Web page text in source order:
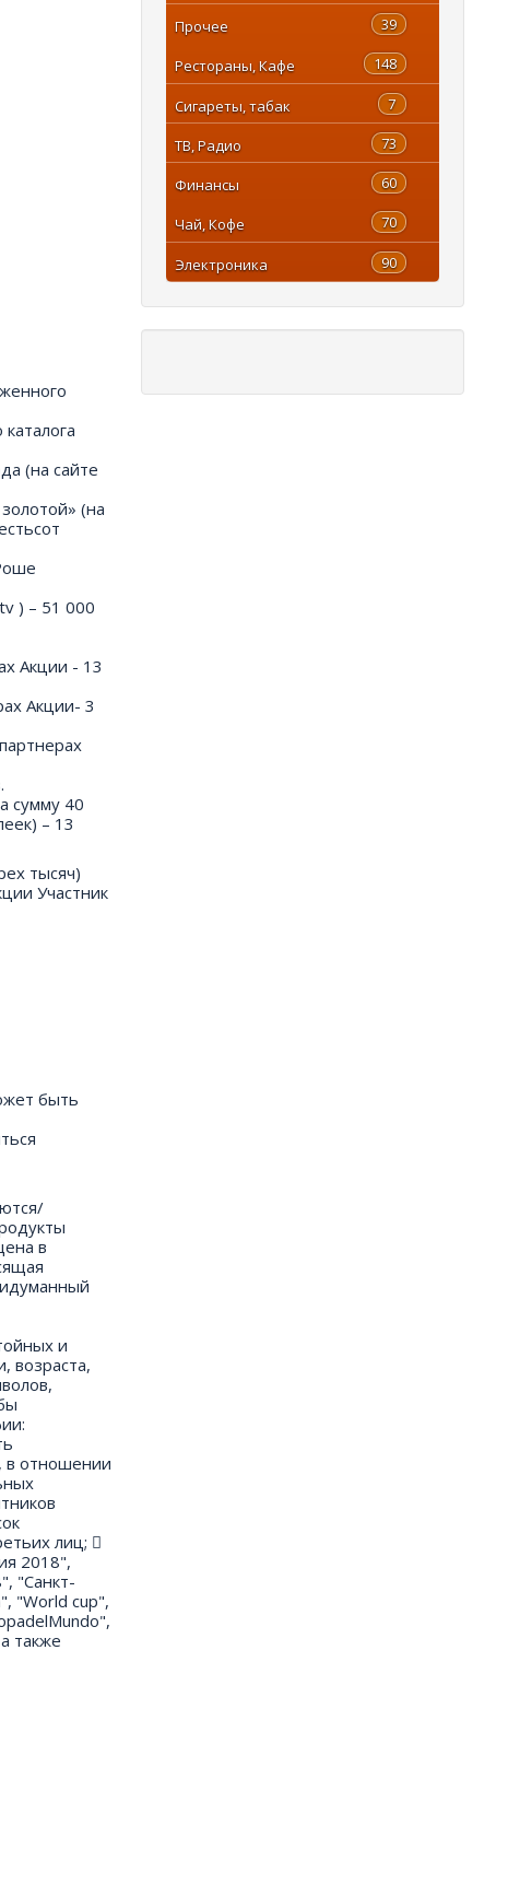
(на сайте
(на
) – 51 000
Акции - 13
Акции- 3
сумму 40
– 13
тысяч)
Участник
быть
в
и
возраста,
в отношении
лиц; 
2018",
"Санкт-
"World cup",
также
39
Прочее
148
Рестораны, Кафе
7
Сигареты, табак
73
ТВ, Радио
60
Финансы
70
Чай, Кофе
90
Электроника